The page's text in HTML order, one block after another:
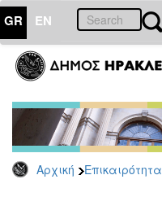
GR EN
Αρχική Επικαιρότητα
ΕΠΙΚΑΙΡΟΤΗΤΑ
Τύπου
Αρχείο
2026
2025